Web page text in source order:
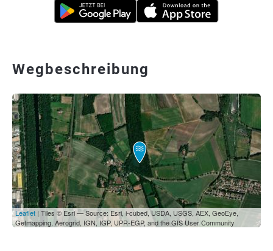
Wegbeschreibung
Leaflet | Tiles © Esri — Source: Esri, i-cubed, USDA, USGS, AEX, GeoEye,
Getmapping, Aerogrid, IGN, IGP, UPR-EGP, and the GIS User Community